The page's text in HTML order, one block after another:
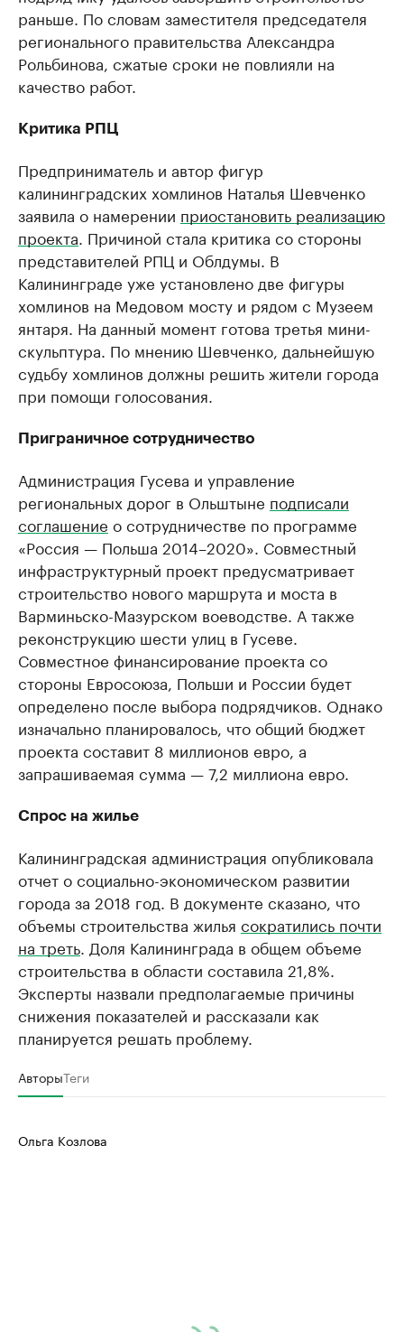
раньше. По словам заместителя председателя
регионального правительства Александра
Рольбинова, сжатые сроки не повлияли на
качество работ.
Критика РПЦ
Предприниматель и автор фигур
калининградских хомлинов Наталья Шевченко
заявила о намерении приостановить реализацию
проекта . Причиной стала критика со стороны
представителей РПЦ и Облдумы. В
Калининграде уже установлено две фигуры
хомлинов на Медовом мосту и рядом с Музеем
янтаря. На данный момент готова третья мини-
скульптура. По мнению Шевченко, дальнейшую
судьбу хомлинов должны решить жители города
при помощи голосования.
Приграничное сотрудничество
Администрация Гусева и управление
региональных дорог в Ольштыне подписали
соглашение о сотрудничестве по программе
«Россия — Польша 2014–2020». Совместный
инфраструктурный проект предусматривает
строительство нового маршрута и моста в
Варминьско-Мазурском воеводстве. А также
реконструкцию шести улиц в Гусеве.
Совместное финансирование проекта со
стороны Евросоюза, Польши и России будет
определено после выбора подрядчиков. Однако
изначально планировалось, что общий бюджет
проекта составит 8 миллионов евро, а
запрашиваемая сумма — 7,2 миллиона евро.
Спрос на жилье
Калининградская администрация опубликовала
отчет о социально-экономическом развитии
города за 2018 год. В документе сказано, что
объемы строительства жилья сократились почти
на треть . Доля Калининграда в общем объеме
строительства в области составила 21,8%.
Эксперты назвали предполагаемые причины
снижения показателей и рассказали как
планируется решать проблему.
АвторыТеги
Ольга Козлова